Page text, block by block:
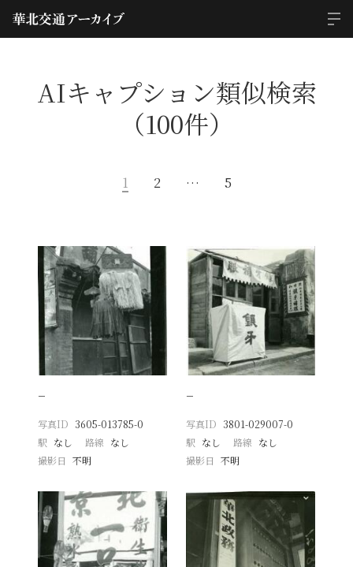
AIキャプション類似検索
（100件）
1 2 … 5
−
写真ID 3605-013785-0
駅 なし 路線 なし
撮影日
不明
−
写真ID 3801-029007-0
駅 なし 路線 なし
撮影日 不明